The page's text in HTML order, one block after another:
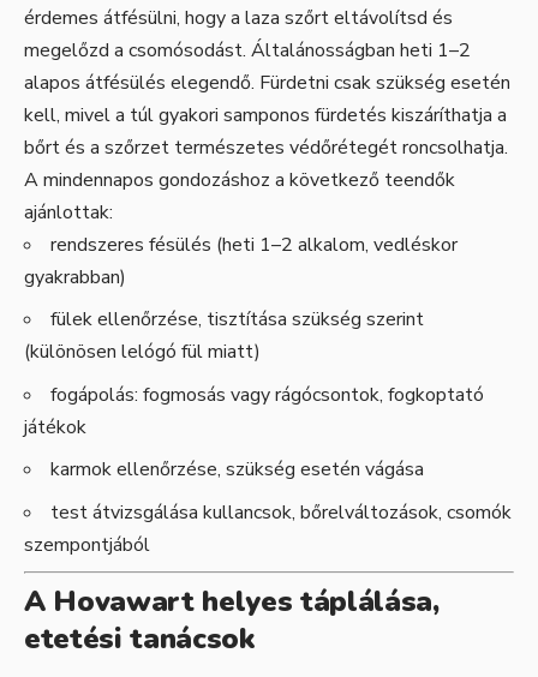
érdemes átfésülni, hogy a laza szőrt eltávolítsd és
megelőzd a csomósodást. Általánosságban heti 1–2
alapos átfésülés elegendő. Fürdetni csak szükség esetén
kell, mivel a túl gyakori samponos fürdetés kiszáríthatja a
bőrt és a szőrzet természetes védőrétegét roncsolhatja.
A mindennapos gondozáshoz a következő teendők
ajánlottak:
rendszeres fésülés (heti 1–2 alkalom, vedléskor
gyakrabban)
fülek ellenőrzése, tisztítása szükség szerint
(különösen lelógó fül miatt)
fogápolás: fogmosás vagy rágócsontok, fogkoptató
játékok
karmok ellenőrzése, szükség esetén vágása
test átvizsgálása kullancsok, bőrelváltozások, csomók
szempontjából
A Hovawart helyes táplálása,
etetési tanácsok